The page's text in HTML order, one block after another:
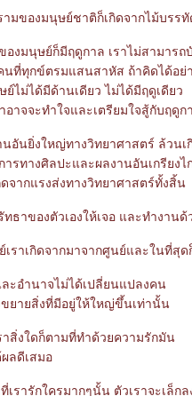
ามของมนุษย์ชาติก็เกิดจากไม้บรร
องมนุษย์ก็มีฤดูกาล เราไม่สามารถ
นที่ทุกข์ตรมแสนสาหัส ถ้าคิดได้อย่
ไม่ได้มีด้านเดียว ไม่ได้มีฤดูเดียว
อาจจะทำใจและเตรียมใจสู้กับฤดู
นอันยิ่งใหญ่ทางวิทยาศาสตร์ ล้วนเ
รทางศิลปะและผลงานอันเกรียงไ
จากแรงส่งทางวิทยาศาสตร์ทั้งสิ้น
ทธาของตัวเองให้เจอ และทำงาน
เราเกิดจากมาจากศูนย์และในที่สุ
ละอำนาจไม่ได้เปลี่ยนแปลงคน
ขยายสิ่งที่มีอยู่ให้ใหญ่ขึ้นเท่านั้น
าสิ่งใดก็ตามที่ทำด้วยความรักมัน
ลดีเสมอ
ที่เรารักใครมากๆนั้น ตัวเราจะเล็ก